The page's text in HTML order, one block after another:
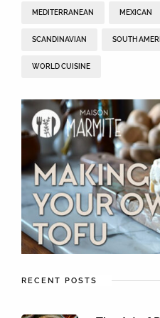
MEDITERRANEAN MEXICAN
SCANDINAVIAN SOUTH
WORLD CUISINE
RECENT POSTS